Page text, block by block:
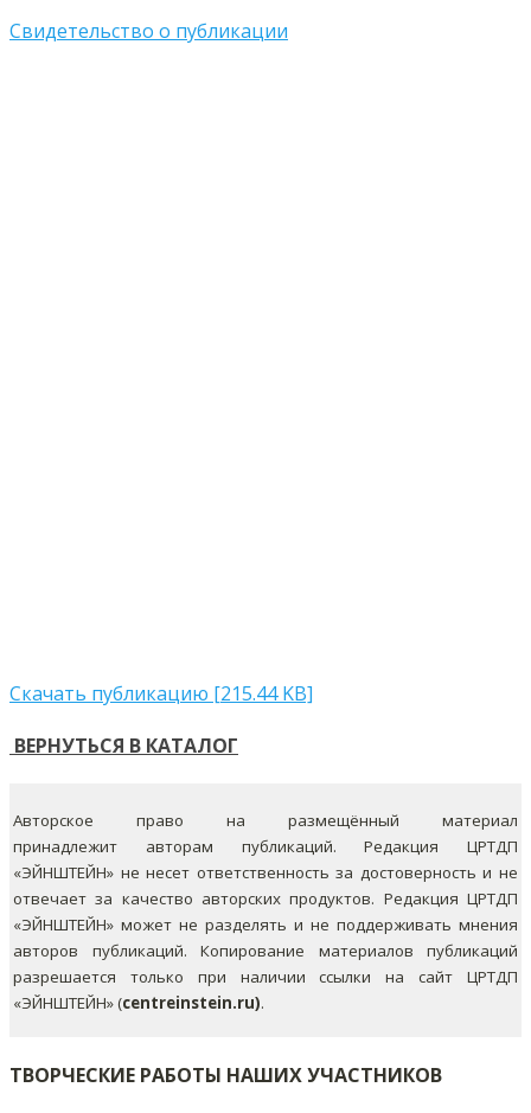
Свидетельство о публикации
Скачать публикацию [215.44 KB]
ВЕРНУТЬСЯ В КАТАЛОГ
Авторское право на размещённый материал
принадлежит авторам публикаций. Редакция ЦРТДП
«ЭЙНШТЕЙН» не несет ответственность за достоверность и не
отвечает за качество авторских продуктов. Редакция ЦРТДП
«ЭЙНШТЕЙН» может не разделять и не поддерживать мнения
авторов публикаций. Копирование материалов публикаций
разрешается только при наличии ссылки на сайт ЦРТДП
«ЭЙНШТЕЙН» (centreinstein.ru).
ТВОРЧЕСКИЕ РАБОТЫ НАШИХ УЧАСТНИКОВ